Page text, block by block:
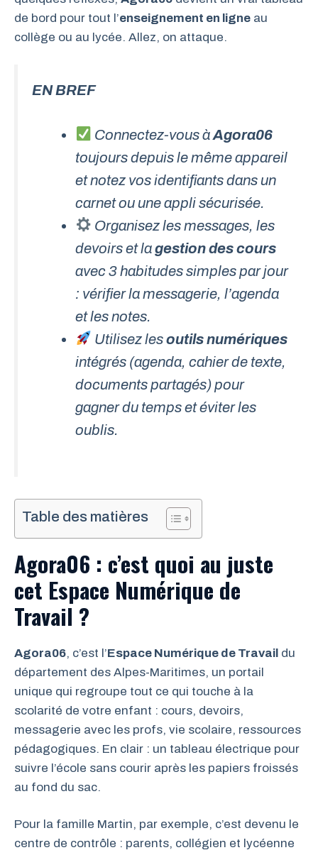
de bord pour tout l’enseignement en ligne au
collège ou au lycée. Allez, on attaque.
EN BREF
Connectez-vous àAgora06
toujours depuis le même appareil
et notez vos identifiants dans un
carnet ou une appli sécurisée.
Organisez les messages, les
devoirs et lagestion des cours
avec 3 habitudes simples par jour
: vérifier la messagerie, l’agenda
et les notes.
Utilisez lesoutils numériques
intégrés (agenda, cahier de texte,
documents partagés) pour
gagner du temps et éviter les
oublis.
Table des matières
Agora06 : c’est quoi au juste
cet Espace Numérique de
Travail ?
Agora06, c’est l’Espace Numérique de Travail du
département des Alpes-Maritimes, un portail
unique qui regroupe tout ce qui touche à la
scolarité de votre enfant : cours, devoirs,
messagerie avec les profs, vie scolaire, ressources
pédagogiques. En clair : un tableau électrique pour
suivre l’école sans courir après les papiers froissés
au fond du sac.
Pour la famille Martin, par exemple, c’est devenu le
centre de contrôle : parents, collégien et lycéenne